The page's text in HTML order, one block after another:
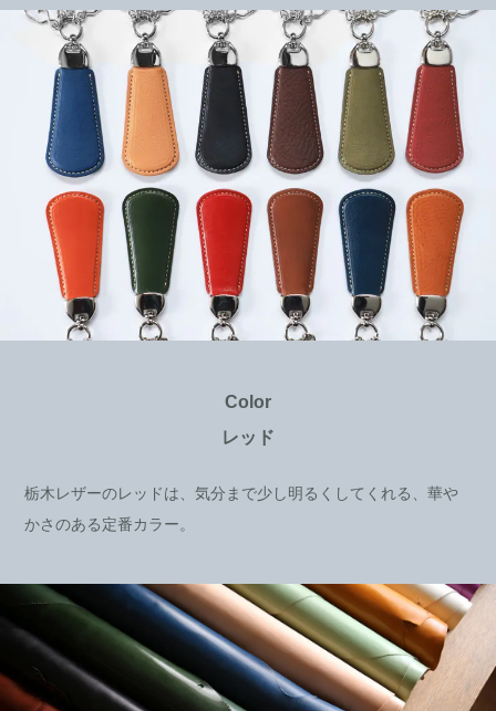
Color
レッド
栃木レザーのレッドは、気分まで少し明るくしてくれる、華や
かさのある定番カラー。